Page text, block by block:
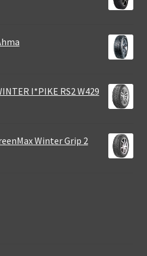
I*PIKE RS2 W429
Winter Grip 2